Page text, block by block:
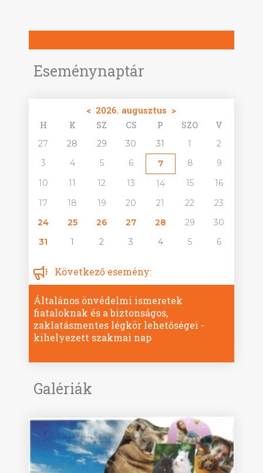
Eseménynaptár
< 2026. augusztus >
H K SZ CS P SZO V
27 28 29 30 31 1
2
3
4 5 6 7 8
9
10
11 12 13 14 15
16
17
18 19 20 21 22
23
24
25 26 27 28 29
30
31
1 2 3 4 5 6
Következő esemény:
Általános önvédelmi ismeretek
fiataloknak és a biztonságos,
zaklatásmentes légkör lehetőségei -
kihelyezett szakmai nap
Galériák